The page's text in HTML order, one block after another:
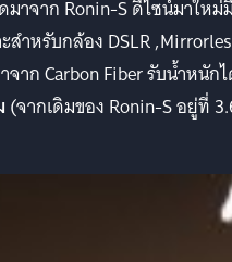
าจาก Ronin-S ดีไซน์มาใหม่
สำหรับกล้อง DSLR
าก Carbon Fiber รับน้ำหนัก
(จากเดิมของ Ronin-S อยู่ที่